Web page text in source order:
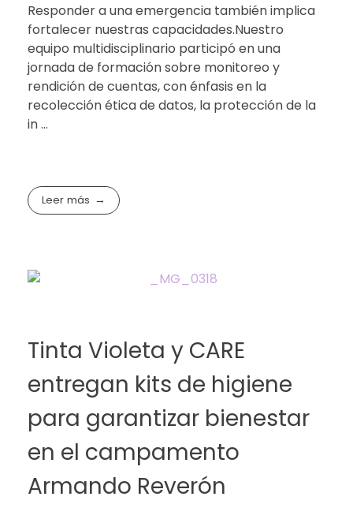
Responder a una emergencia también implica
fortalecer nuestras capacidades.Nuestro
equipo multidisciplinario participó en una
jornada de formación sobre monitoreo y
rendición de cuentas, con énfasis en la
recolección ética de datos, la protección de la
in ...
Leer más
Tinta Violeta y CARE
entregan kits de higiene
para garantizar bienestar
en el campamento
Armando Reverón